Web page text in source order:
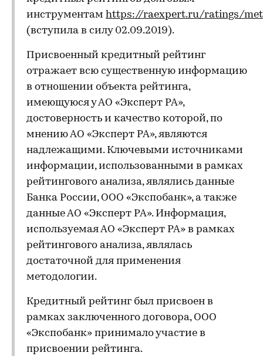
инструментам https://raexpert.ru/ratings/
(вступила в силу 02.09.2019).
Присвоенный кредитный рейтинг
отражает всю существенную информацию
в отношении объекта рейтинга,
имеющуюся у АО «Эксперт РА»,
достоверность и качество которой, по
мнению АО «Эксперт РА», являются
надлежащими. Ключевыми источниками
информации, использованными в рамках
рейтингового анализа, являлись данные
Банка России, ООО «Экспобанк», а также
данные АО «Эксперт РА». Информация,
используемая АО «Эксперт РА» в рамках
рейтингового анализа, являлась
достаточной для применения
методологии.
Кредитный рейтинг был присвоен в
рамках заключенного договора, ООО
«Экспобанк» принимало участие в
присвоении рейтинга.